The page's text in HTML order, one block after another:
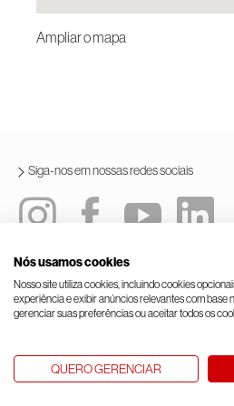
Ampliar o mapa
Siga-nos em nossas redes sociais
Política integrada
Lei geral de proteção de dados
© Rinnai Corporation.
Nós usamos cookies
Nosso site utiliza cookies, incluindo cookies
experiência e exibir anúncios relevantes com base
gerenciar suas preferências ou aceitar todos os
QUERO GERENCIAR